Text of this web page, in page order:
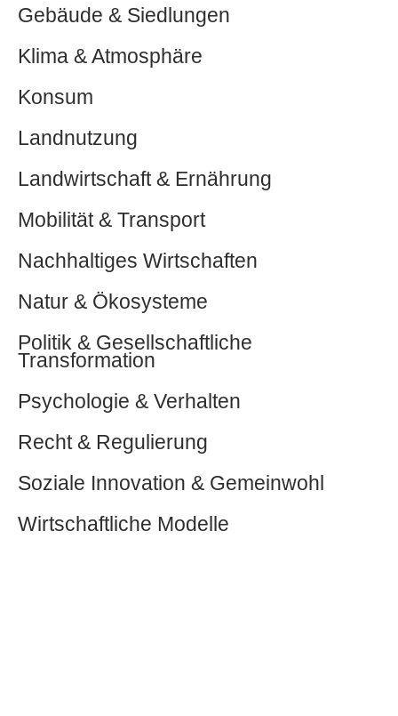
Gebäude & Siedlungen
Klima & Atmosphäre
Konsum
Landnutzung
Landwirtschaft & Ernährung
Mobilität & Transport
Nachhaltiges Wirtschaften
Natur & Ökosysteme
Politik & Gesellschaftliche
Transformation
Psychologie & Verhalten
Recht & Regulierung
Soziale Innovation & Gemeinwohl
Wirtschaftliche Modelle